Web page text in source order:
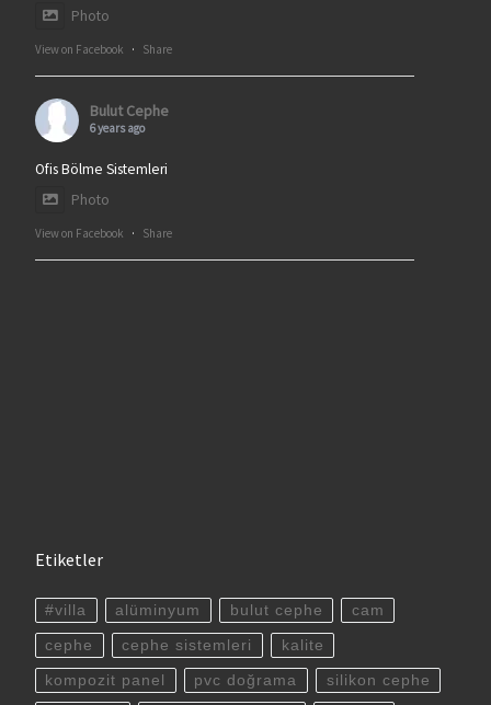
Photo
View on Facebook · Share
Bulut Cephe
6 years ago
Ofis Bölme Sistemleri
Photo
View on Facebook · Share
Etiketler
#villa alüminyum bulut cephe cam
cephe cephe sistemleri kalite
kompozit panel pvc doğrama silikon cephe